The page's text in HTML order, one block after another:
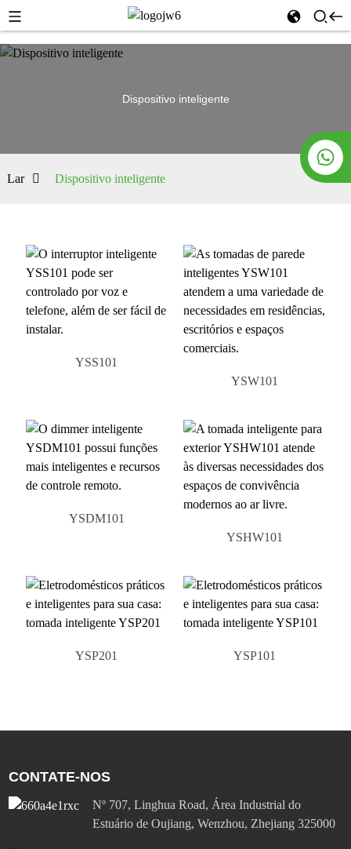
Dispositivo inteligente
Lar Dispositivo inteligente
YSS101
YSW101
YSDM101
YSHW101
YSP201 YSP101
CONTATE-NOS
Nº 707, Linghua Road, Área Industrial do
Estuário de Oujiang, Wenzhou, Zhejiang 325000